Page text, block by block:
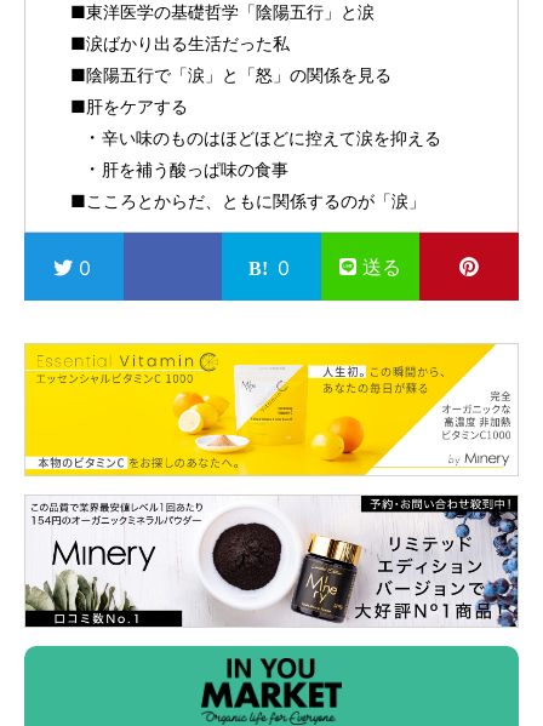
■東洋医学の基礎哲学「陰陽五行」と涙
■涙ばかり出る生活だった私
■陰陽五行で「涙」と「怒」の関係を見る
■肝をケアする
辛い味のものはほどほどに控えて涙を抑える
肝を補う酸っぱ味の食事
■こころとからだ、ともに関係するのが「涙」
0 0 送る